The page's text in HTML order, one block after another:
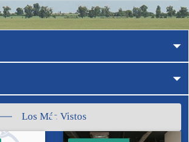
Los Más Vistos